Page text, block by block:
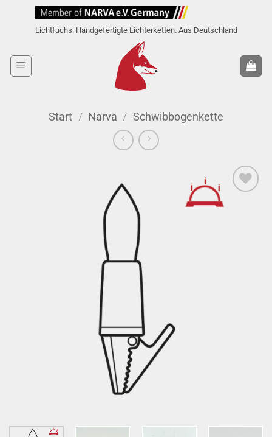
Lichtfuchs: Handgefertigte Lichterketten. Aus Deutschland
Start / Narva / Schwibbogenkette
» auf den